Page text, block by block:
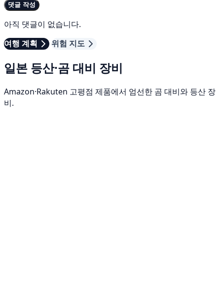
댓글 작성
아직 댓글이 없습니다.
여행 계획
위험 지도
일본 등산·곰 대비 장비
Amazon·Rakuten 고평점 제품에서 엄선한 곰 대비와 등산 장
비.